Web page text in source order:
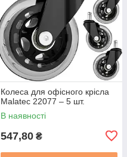
Колеса для офісного крісла
Malatec 22077 – 5 шт.
В наявності
547,80 ₴